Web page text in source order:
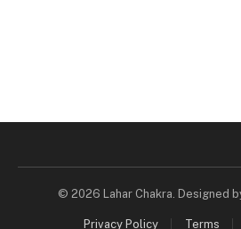
© 2026 Lahar Chakra. Designed
Privacy Policy Terms